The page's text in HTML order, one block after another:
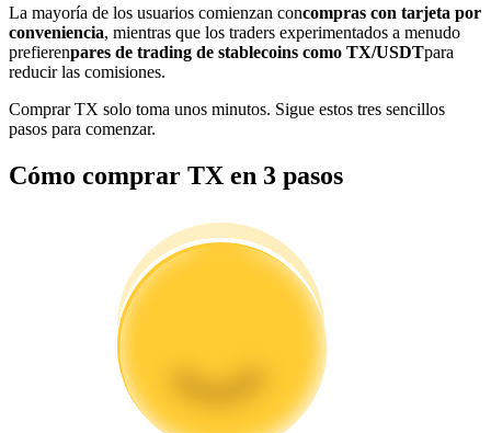
Información
Análisis de big data que incluye información comercial, etc.
Guía de inicio de futuros
La mayoría de los usuarios comienzan concompras con tarjeta por
conveniencia, mientras que los traders experimentados a menudo
prefierenpares de trading de stablecoins como TX/USDTpara
reducir las comisiones.
Comprar TX solo toma unos minutos. Sigue estos tres sencillos
pasos para comenzar.
Cómo comprar TX en 3 pasos